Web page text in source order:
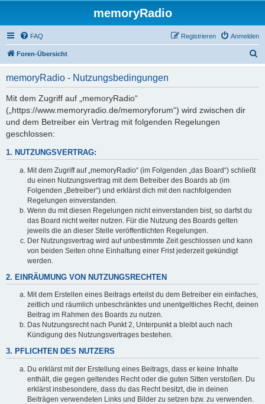
memoryRadio
FAQ Anmelden
Registrieren
Foren-Übersicht
memoryRadio - Nutzungsbedingungen
Mit dem Zugriff auf „memoryRadio“
(„https://www.memoryradio.de/memoryforum“) wird zwischen dir
und dem Betreiber ein Vertrag mit folgenden Regelungen
geschlossen:
1. NUTZUNGSVERTRAG:
Mit dem Zugriff auf „memoryRadio“ (im Folgenden „das Board“) schließt
du einen Nutzungsvertrag mit dem Betreiber des Boards ab (im
Folgenden „Betreiber“) und erklärst dich mit den nachfolgenden
Regelungen einverstanden.
Wenn du mit diesen Regelungen nicht einverstanden bist, so darfst du
das Board nicht weiter nutzen. Für die Nutzung des Boards gelten
jeweils die an dieser Stelle veröffentlichten Regelungen.
Der Nutzungsvertrag wird auf unbestimmte Zeit geschlossen und kann
von beiden Seiten ohne Einhaltung einer Frist jederzeit gekündigt
werden.
2. EINRÄUMUNG VON NUTZUNGSRECHTEN
Mit dem Erstellen eines Beitrags erteilst du dem Betreiber ein einfaches,
zeitlich und räumlich unbeschränktes und unentgeltliches Recht, deinen
Beitrag im Rahmen des Boards zu nutzen.
Das Nutzungsrecht nach Punkt 2, Unterpunkt a bleibt auch nach
Kündigung des Nutzungsvertrages bestehen.
3. PFLICHTEN DES NUTZERS
Du erklärst mit der Erstellung eines Beitrags, dass er keine Inhalte
enthält, die gegen geltendes Recht oder die guten Sitten verstoßen. Du
erklärst insbesondere, dass du das Recht besitzt, die in deinen
Beiträgen verwendeten Links und Bilder zu setzen bzw. zu verwenden.